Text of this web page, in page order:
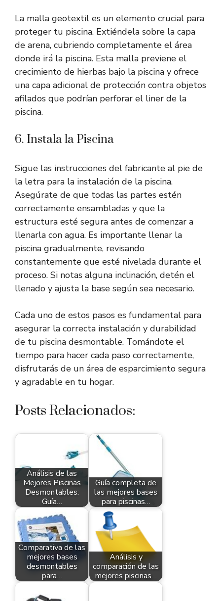
La malla geotextil es un elemento crucial para
proteger tu piscina. Extiéndela sobre la capa
de arena, cubriendo completamente el área
donde irá la piscina. Esta malla previene el
crecimiento de hierbas bajo la piscina y ofrece
una capa adicional de protección contra objetos
afilados que podrían perforar el liner de la
piscina.
6. Instala la Piscina
Sigue las instrucciones del fabricante al pie de
la letra para la instalación de la piscina.
Asegúrate de que todas las partes estén
correctamente ensambladas y que la
estructura esté segura antes de comenzar a
llenarla con agua. Es importante llenar la
piscina gradualmente, revisando
constantemente que esté nivelada durante el
proceso. Si notas alguna inclinación, detén el
llenado y ajusta la base según sea necesario.
Cada uno de estos pasos es fundamental para
asegurar la correcta instalación y durabilidad
de tu piscina desmontable. Tomándote el
tiempo para hacer cada paso correctamente,
disfrutarás de un área de esparcimiento segura
y agradable en tu hogar.
Posts Relacionados:
Análisis de las
Mejores Piscinas
Desmontables:
Guía…
Guía completa de
las mejores bases
para piscinas…
Comparativa de las
mejores bases
desmontables
para…
Análisis y
comparación de las
mejores piscinas…